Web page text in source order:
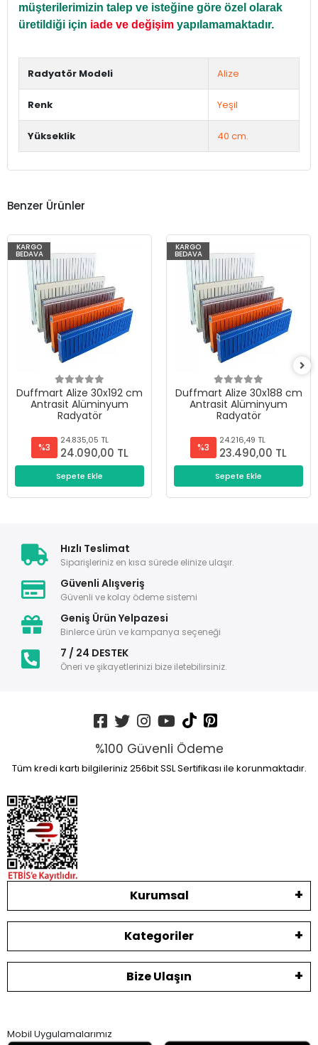
müşterilerimizin talep ve isteğine göre özel olarak
üretildiği için iade ve değişim yapılamamaktadır.
Radyatör Modeli Alize
Renk Yeşil
Yükseklik 40 cm.
Benzer Ürünler
KARGO
BEDAVA
Duffmart Alize 30x192 cm
Antrasit Alüminyum
Radyatör
%3
24.835,05 TL
24.090,00 TL
Sepete Ekle
KARGO
BEDAVA
Duffmart Alize 30x188 cm
Antrasit Alüminyum
Radyatör
%3
24.216,49 TL
23.490,00 TL
Sepete Ekle
Hızlı Teslimat
Siparişleriniz en kısa sürede elinize ulaşır.
Güvenli Alışveriş
Güvenli ve kolay ödeme sistemi
Geniş Ürün Yelpazesi
Binlerce ürün ve kampanya seçeneği
7 / 24 DESTEK
Öneri ve şikayetlerinizi bize iletebilirsiniz.
%100 Güvenli Ödeme
Tüm kredi kartı bilgileriniz 256bit SSL Sertifikası ile korunmaktadır.
Kurumsal
Kategoriler
Bize Ulaşın
Mobil Uygulamalarımız